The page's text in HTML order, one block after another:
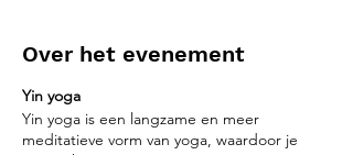
Over het evenement
Yin yoga
Yin yoga is een langzame en meer
meditatieve vorm van yoga, waardoor je